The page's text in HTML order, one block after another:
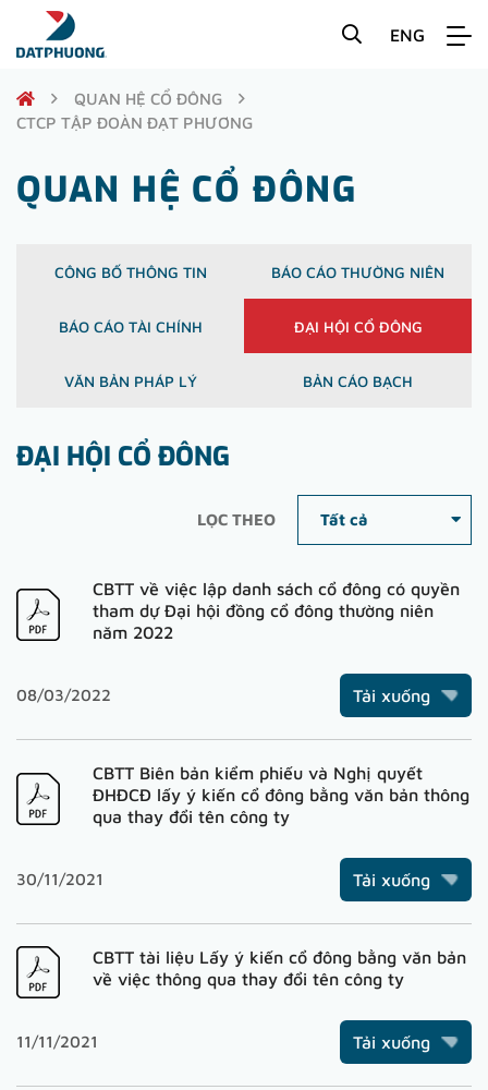
ENG
QUAN HỆ CỔ ĐÔNG
CTCP TẬP ĐOÀN ĐẠT PHƯƠNG
QUAN HỆ CỔ ĐÔNG
CÔNG BỐ THÔNG TIN BÁO CÁO THƯỜNG NIÊN
BÁO CÁO TÀI CHÍNH ĐẠI HỘI CỔ ĐÔNG
VĂN BẢN PHÁP LÝ BẢN CÁO BẠCH
ĐẠI HỘI CỔ ĐÔNG
LỌC THEO
CBTT về việc lập danh sách cổ đông có quyền
tham dự Đại hội đồng cổ đông thường niên
năm 2022
08/03/2022 Tải xuống
CBTT Biên bản kiểm phiếu và Nghị quyết
ĐHĐCĐ lấy ý kiến cổ đông bằng văn bản thông
qua thay đổi tên công ty
30/11/2021 Tải xuống
CBTT tài liệu Lấy ý kiến cổ đông bằng văn bản
về việc thông qua thay đổi tên công ty
11/11/2021 Tải xuống